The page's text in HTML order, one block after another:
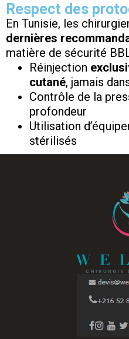
Respect des
En Tunisie, les
dernières
matière de sécurité
Réinjection
cutané, jamais
Contrôle de la
profondeur
Utilisation
stérilisés